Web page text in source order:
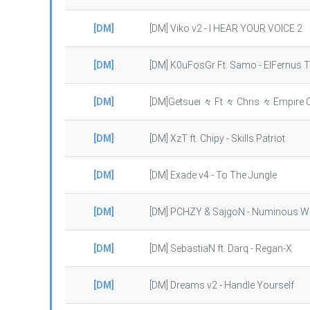
[DM] [DM] Viko v2 - I HEAR YOUR VOICE 2
[DM] [DM] K0uFosGr Ft. Samo - ElFernus
[DM] [DM]Getsuei 々 Ft 々 Chris 々 Empire
[DM] [DM] XzT ft. Chipy - Skills Patriot
[DM] [DM] Exade v4 - To The Jungle
[DM] [DM] PCHZY & SajgoN - Numinous
[DM] [DM] SebastiaN ft. Darq - Regan-X
[DM] [DM] Dreams v2 - Handle Yourself